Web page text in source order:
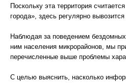
Поскольку эта территория
города», здесь регулярно
Наблюдая за поведением
ним населения микрорайонов, мы
перечисленные выше проблемы
С целью выяснить, насколько